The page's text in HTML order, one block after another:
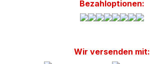
Bezahloptionen:
Wir versenden mit: